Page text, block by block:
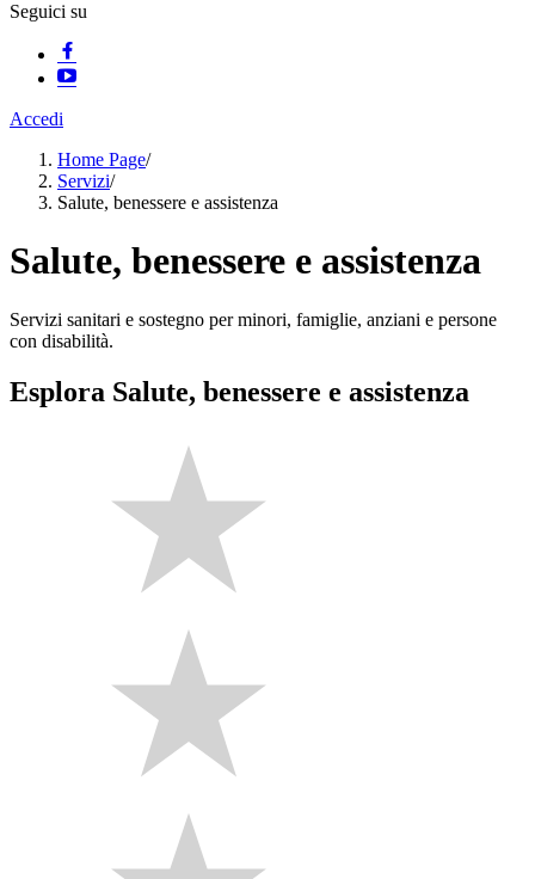
Seguici su
Accedi
Home Page/
Servizi/
Salute, benessere e assistenza
Salute, benessere e assistenza
Servizi sanitari e sostegno per minori, famiglie, anziani e persone
con disabilità.
Esplora Salute, benessere e assistenza